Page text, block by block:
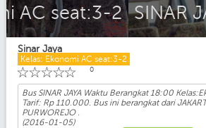
SINAR JAYA Ekonomi
Sinar Jaya
Kelas: Ekonomi AC seat:3-2
☆
☆
☆
☆
☆ 0
Bus SINAR JAYA Waktu Berangkat 18:00
Tarif: Rp 110.000. Bus ini berangkat dari
PURWOREJO .
(2016-01-05)